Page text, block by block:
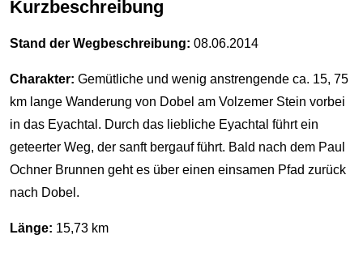
Kurzbeschreibung
Stand der Wegbeschreibung: 08.06.2014
Charakter: Gemütliche und wenig anstrengende ca. 15, 75
km lange Wanderung von Dobel am Volzemer Stein vorbei
in das Eyachtal. Durch das liebliche Eyachtal führt ein
geteerter Weg, der sanft bergauf führt. Bald nach dem Paul
Ochner Brunnen geht es über einen einsamen Pfad zurück
nach Dobel.
Länge: 15,73 km